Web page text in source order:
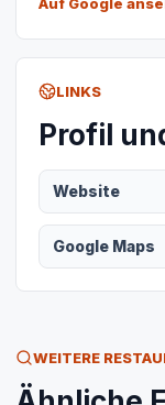
LINKS
Profil
Website
Google Maps
WEITERE